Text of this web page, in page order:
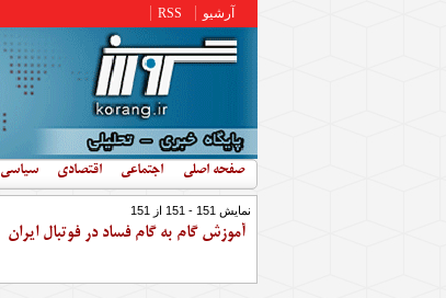
آرشیو RSS
صفحه اصلی اجتماعی اقتصادی سیاسی
نمایش 151 - 151 از 151
آموزش گام به گام فساد در فوتبال ایران